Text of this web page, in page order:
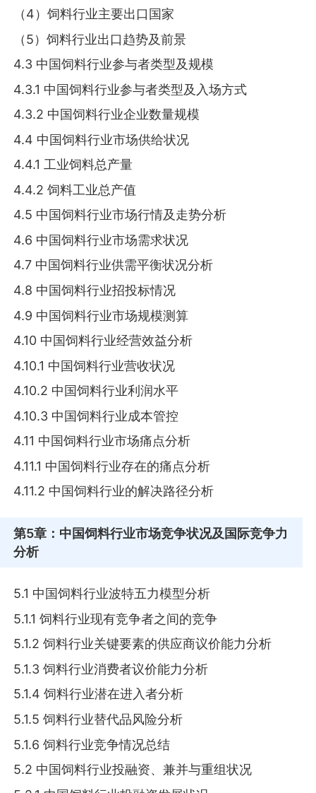
（4）饲料行业主要出口国家
（5）饲料行业出口趋势及前景
4.3 中国饲料行业参与者类型及规模
4.3.1 中国饲料行业参与者类型及入场方式
4.3.2 中国饲料行业企业数量规模
4.4 中国饲料行业市场供给状况
4.4.1 工业饲料总产量
4.4.2 饲料工业总产值
4.5 中国饲料行业市场行情及走势分析
4.6 中国饲料行业市场需求状况
4.7 中国饲料行业供需平衡状况分析
4.8 中国饲料行业招投标情况
4.9 中国饲料行业市场规模测算
4.10 中国饲料行业经营效益分析
4.10.1 中国饲料行业营收状况
4.10.2 中国饲料行业利润水平
4.10.3 中国饲料行业成本管控
4.11 中国饲料行业市场痛点分析
4.11.1 中国饲料行业存在的痛点分析
4.11.2 中国饲料行业的解决路径分析
第5章 ：中国饲料行业市场竞争状况及国际竞争力
分析
5.1 中国饲料行业波特五力模型分析
5.1.1 饲料行业现有竞争者之间的竞争
5.1.2 饲料行业关键要素的供应商议价能力分析
5.1.3 饲料行业消费者议价能力分析
5.1.4 饲料行业潜在进入者分析
5.1.5 饲料行业替代品风险分析
5.1.6 饲料行业竞争情况总结
5.2 中国饲料行业投融资、兼并与重组状况